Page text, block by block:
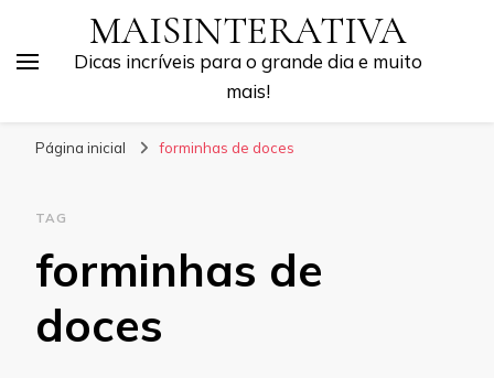
MAISINTERATIVA
Dicas incríveis para o grande dia e muito
mais!
Página inicial forminhas de doces
TAG
forminhas de
doces